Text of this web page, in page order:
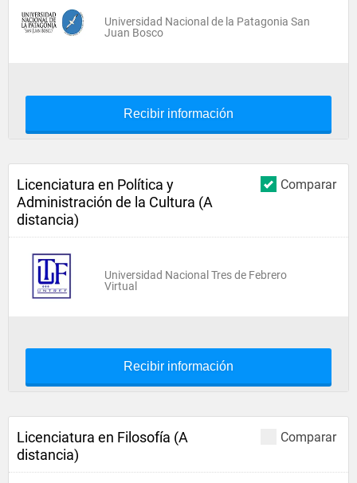
Universidad Nacional de la Patagonia San
Juan Bosco
Recibir información
Comparar
Licenciatura en Política y
Administración de la Cultura (A
distancia)
Universidad Nacional Tres de Febrero
Virtual
Recibir información
Comparar
Licenciatura en Filosofía (A
distancia)